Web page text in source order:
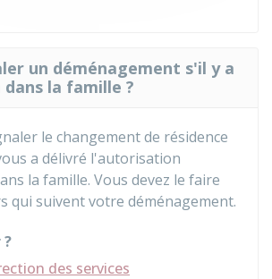
un déménagement s'il y a
la famille ?
le changement de résidence
a délivré l'autorisation
la famille. Vous devez le faire
qui suivent votre déménagement.
des services